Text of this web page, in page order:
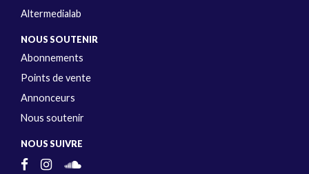
Altermedialab
NOUS SOUTENIR
Abonnements
Points de vente
Annonceurs
Nous soutenir
NOUS SUIVRE